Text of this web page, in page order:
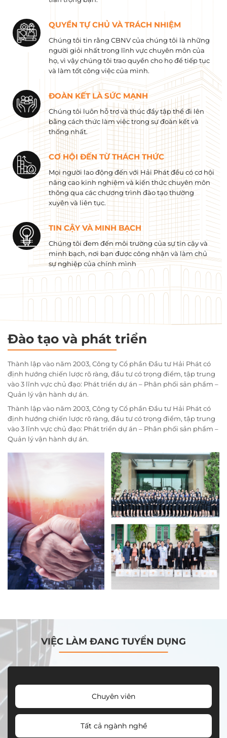
QUYỀN TỰ CHỦ VÀ TRÁCH NHIỆM
Chúng tôi tin rằng CBNV của chúng tôi là những
người giỏi nhất trong lĩnh vực chuyên môn của
họ, vì vậy chúng tôi trao quyền cho họ để tiếp tục
và làm tốt công việc của mình.
ĐOÀN KẾT LÀ SỨC MẠNH
Chúng tôi luôn hỗ trợ và thúc đẩy tập thể đi lên
bằng cách thức làm việc trong sự đoàn kết và
thống nhất.
CƠ HỘI ĐẾN TỪ THÁCH THỨC
Mọi người lao động đến với Hải Phát đều có cơ hội
nâng cao kinh nghiệm và kiến ​​thức chuyên môn
thông qua các chương trình đào tạo thường
xuyên và liên tục.
TIN CẬY VÀ MINH BẠCH
Chúng tôi đem đến môi trường của sự tin cậy và
minh bạch, nơi bạn được công nhận và làm chủ
sự nghiệp của chính mình
Đào tạo và phát triển
Thành lập vào năm 2003, Công ty Cổ phần Đầu tư Hải Phát có
định hướng chiến lược rõ ràng, đầu tư có trọng điểm, tập trung
vào 3 lĩnh vực chủ đạo: Phát triển dự án – Phân phối sản phẩm –
Quản lý vận hành dự án.
Thành lập vào năm 2003, Công ty Cổ phần Đầu tư Hải Phát có
định hướng chiến lược rõ ràng, đầu tư có trọng điểm, tập trung
vào 3 lĩnh vực chủ đạo: Phát triển dự án – Phân phối sản phẩm –
Quản lý vận hành dự án.
VIỆC LÀM ĐANG TUYỂN DỤNG
Chuyên viên
Tất cả ngành nghề